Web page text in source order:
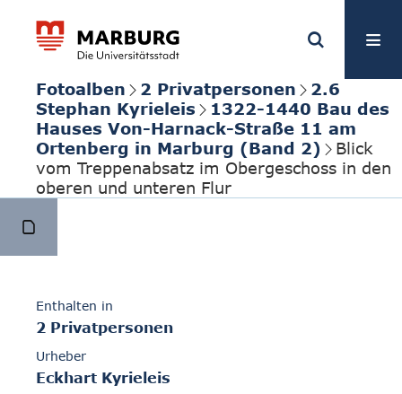
Fotoalben 2 Privatpersonen
2.6
Stephan Kyrieleis
1322-1440 Bau des
Hauses Von-Harnack-Straße 11 am
Ortenberg in Marburg (Band 2)
Blick
vom Treppenabsatz im Obergeschoss in den
oberen und unteren Flur
Enthalten in
2 Privatpersonen
Urheber
Eckhart Kyrieleis